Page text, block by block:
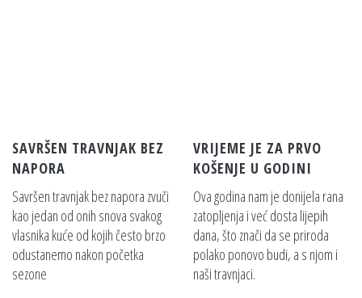
EGO POWER+ 12.0AH BATERIJA
EGO POWER+ PRO NOSAČ ZA
BATERIJE KIT (KOMPLET)
SAVRŠEN TRAVNJAK BEZ
NAPORA
Savršen travnjak bez napora zvuči
kao jedan od onih snova svakog
vlasnika kuće od kojih često brzo
odustanemo nakon početka
sezone
VRIJEME JE ZA PRVO
KOŠENJE U GODINI
Ova godina nam je donijela rana
zatopljenja i već dosta lijepih
dana, što znači da se priroda
polako ponovo budi, a s njom i
naši travnjaci.